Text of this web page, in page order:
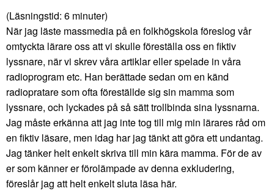
(Läsningstid: 6 minuter)
När jag läste massmedia på en folkhögskola föreslog vår
omtyckta lärare oss att vi skulle föreställa oss en fiktiv
lyssnare, när vi skrev våra artiklar eller spelade in våra
radioprogram etc. Han berättade sedan om en känd
radiopratare som ofta föreställde sig sin mamma som
lyssnare, och lyckades på så sätt trollbinda sina lyssnarna.
Jag måste erkänna att jag inte tog till mig min lärares råd om
en fiktiv läsare, men idag har jag tänkt att göra ett undantag.
Jag tänker helt enkelt skriva till min kära mamma. För de av
er som känner er förolämpade av denna exkludering,
föreslår jag att helt enkelt sluta läsa här.